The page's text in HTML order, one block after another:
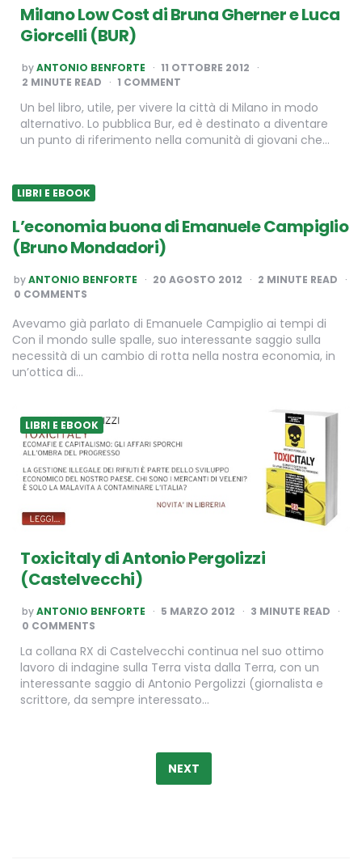
Milano Low Cost di Bruna Gherner e Luca
Giorcelli (BUR)
POSTED
BY
byANTONIO BENFORTE
11 OTTOBRE 2012
2 MINUTE READ 1 COMMENT
Un bel libro, utile, per vivere la città di Milano in modo
alternativo. Lo pubblica Bur, ed è destinato a diventare
un punto di riferimento nella comunità di giovani che…
LIBRI E EBOOK
L’economia buona di Emanuele Campiglio
(Bruno Mondadori)
POSTED
BY
byANTONIO BENFORTE 20 AGOSTO 2012 2 MINUTE READ
0 COMMENTS
Avevamo già parlato di Emanuele Campiglio ai tempi di
Con il mondo sulle spalle, suo interessante saggio sulla
necessità di un cambio di rotta nella nostra economia, in
un’ottica di…
LIBRI E EBOOK
Toxicitaly di Antonio Pergolizzi
(Castelvecchi)
POSTED
BY
byANTONIO BENFORTE 5 MARZO 2012 3 MINUTE READ
0 COMMENTS
La collana RX di Castelvecchi continua nel suo ottimo
lavoro di indagine sulla Terra vista dalla Terra, con un
interessante saggio di Antonio Pergolizzi (giornalista e
scrittore, da sempre interessato…
NEXT